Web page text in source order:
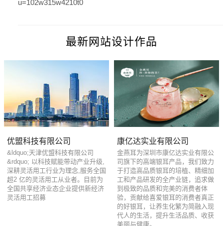
u=102w315w4210t0
最新网站设计作品
优盟科技有限公司
&ldquo;天津优盟科技有限公司
&rdquo; 以科技赋能带动产业升级,
深耕灵活用工行业为理念,服务全国
超2 亿的灵活用工从业者。目前为
全国共享经济业态企业提供新经济
灵活用工招募
康亿达实业有限公司
金燕耳为深圳市康亿达实业有限公
司旗下的高端银耳产品，我们致力
于打造高品质银耳的培植、精细加
工和产品研发的全产业链，追求做
到极致的品质和完美的消费者体
验，贡献给喜爱银耳的消费者真正
的好银耳，让养生化繁为简融入现
代人的生活，提升生活品质、收获
美丽与健康。